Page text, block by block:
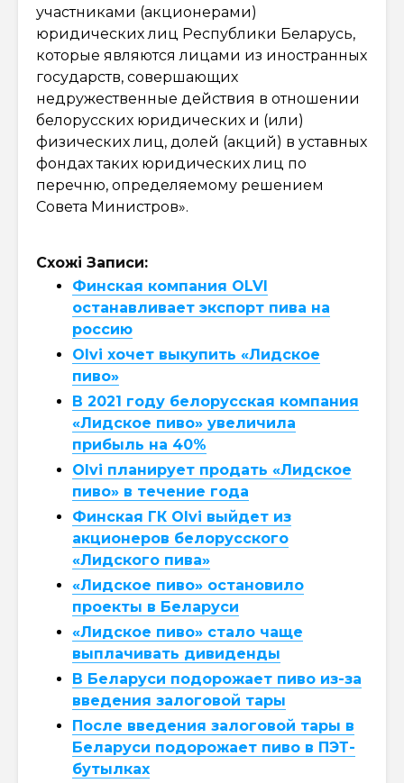
участниками (акционерами)
юридических лиц Республики Беларусь,
которые являются лицами из иностранных
государств, совершающих
недружественные действия в отношении
белорусских юридических и (или)
физических лиц, долей (акций) в уставных
фондах таких юридических лиц по
перечню, определяемому решением
Совета Министров».
Схожі Записи:
Финская компания OLVI
останавливает экспорт пива на
россию
Olvi хочет выкупить «Лидское
пиво»
В 2021 году белорусская компания
«Лидское пиво» увеличила
прибыль на 40%
Olvi планирует продать «Лидское
пиво» в течение года
Финская ГК Olvi выйдет из
акционеров белорусского
«Лидского пива»
«Лидское пиво» остановило
проекты в Беларуси
«Лидское пиво» стало чаще
выплачивать дивиденды
В Беларуси подорожает пиво из-за
введения залоговой тары
После введения залоговой тары в
Беларуси подорожает пиво в ПЭТ-
бутылках